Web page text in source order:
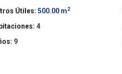
Útiles: 500.00 m2
4
9